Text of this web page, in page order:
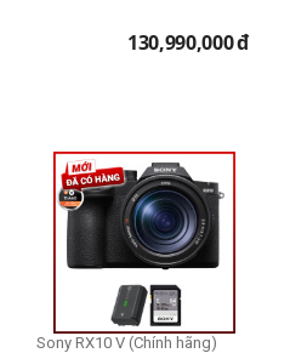
130,990,000đ
Sony RX10 V (Chính hãng)